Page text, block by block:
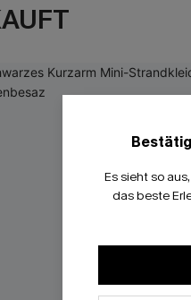
Es sieht so
das beste